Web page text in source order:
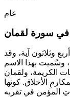
عام
في سورة لقمان
وثلاثون آية، وقد
وسُميت بهذا الاسم
الكريمة، ولقمان
الأخلاق. كونها